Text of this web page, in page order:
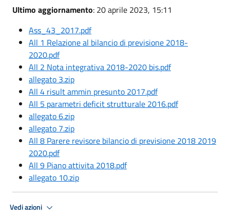
Ultimo aggiornamento: 20 aprile 2023, 15:11
Ass_43_2017.pdf
All 1 Relazione al bilancio di previsione 2018-
2020.pdf
All 2 Nota integrativa 2018-2020 bis.pdf
allegato 3.zip
All 4 risult ammin presunto 2017.pdf
All 5 parametri deficit strutturale 2016.pdf
allegato 6.zip
allegato 7.zip
All 8 Parere revisore bilancio di previsione 2018 2019
2020.pdf
All 9 Piano attivita 2018.pdf
allegato 10.zip
Vedi azioni